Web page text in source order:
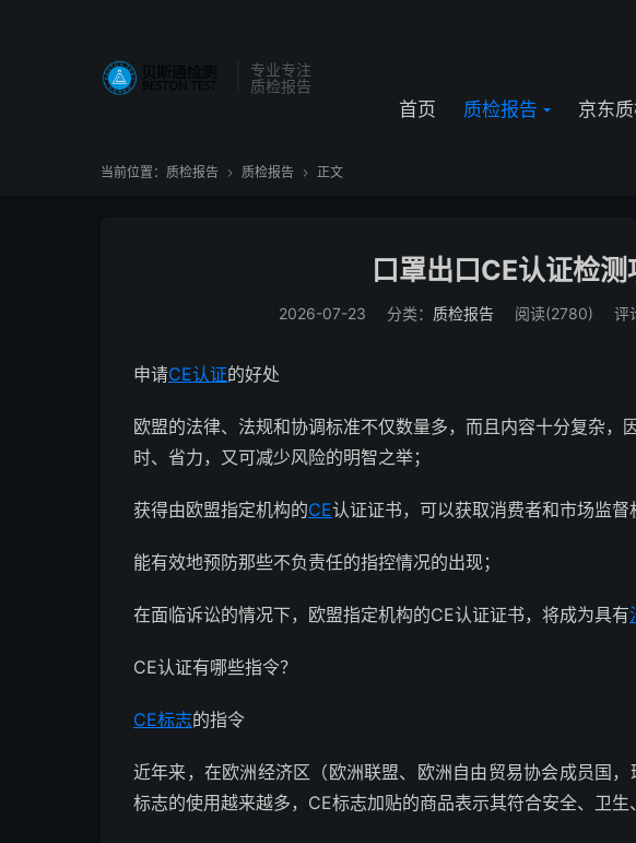
专业专注
质检报告
首页 质检报告 京东
当前位置： 质检报告  质检报告  正文
口罩出口CE认证检测
2026-07-23 分类： 质检报告 阅读(2780) 评
申请CE认证的好处
欧盟的法律、法规和协调标准不仅数量多，而且内容十分复杂，
时、省力，又可减少风险的明智之举；
获得由欧盟指定机构的CE认证证书，可以获取消费者和市场监督
能有效地预防那些不负责任的指控情况的出现；
在面临诉讼的情况下，欧盟指定机构的CE认证证书，将成为具有
CE认证有哪些指令？
CE标志的指令
近年来，在欧洲经济区（欧洲联盟、欧洲自由贸易协会成员国
标志的使用越来越多，CE标志加贴的商品表示其符合安全、卫